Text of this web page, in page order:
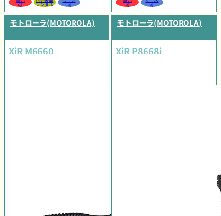
可 レンタル 可 可 可
モトローラ(MOTOROLA)
XiR M6660
モトローラ(MOTOROLA)
XiR P8668i